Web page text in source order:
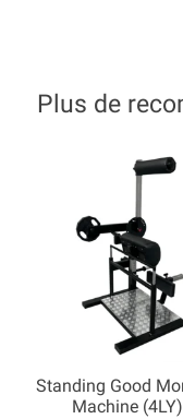
Plus de
Articles du carrousel
Standing Good
Machine (4LY)